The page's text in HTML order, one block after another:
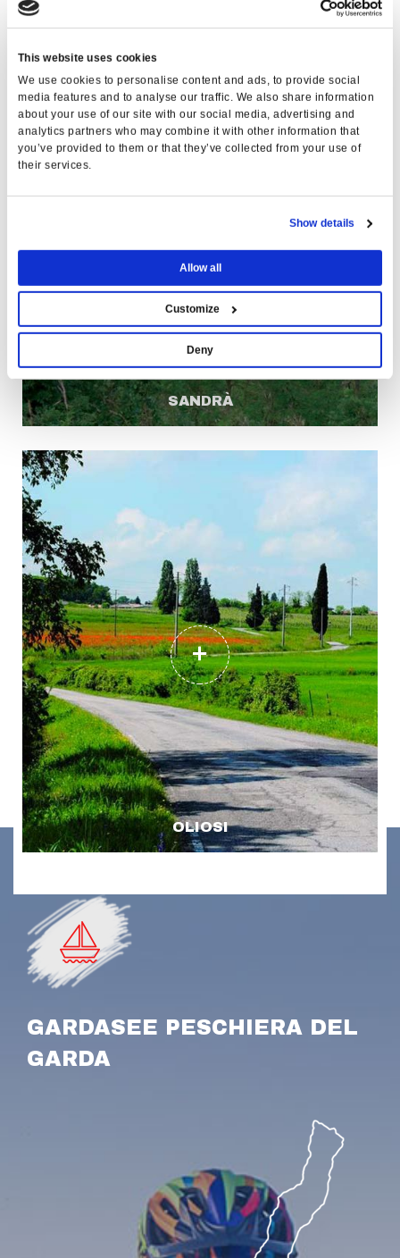
This website uses cookies
We use cookies to personalise content and ads, to provide social
media features and to analyse our traffic. We also share information
about your use of our site with our social media, advertising and
analytics partners who may combine it with other information that
you’ve provided to them or that they’ve collected from your use of
their services.
Show details
Allow all
Customize
Deny
SANDRÀ
OLIOSI
GARDASEE PESCHIERA DEL
GARDA